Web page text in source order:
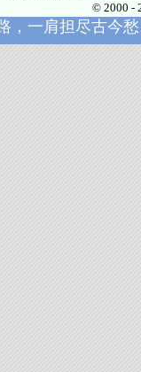
© 2000 -
，一肩担尽古今